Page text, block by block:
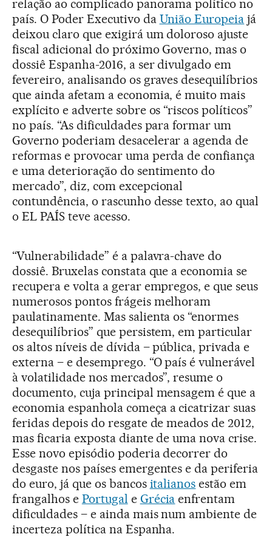
relação ao complicado panorama político no
país. O Poder Executivo da União Europeia já
deixou claro que exigirá um doloroso ajuste
fiscal adicional do próximo Governo, mas o
dossiê Espanha-2016, a ser divulgado em
fevereiro, analisando os graves desequilíbrios
que ainda afetam a economia, é muito mais
explícito e adverte sobre os “riscos políticos”
no país. “As dificuldades para formar um
Governo poderiam desacelerar a agenda de
reformas e provocar uma perda de confiança
e uma deterioração do sentimento do
mercado”, diz, com excepcional
contundência, o rascunho desse texto, ao qual
o EL PAÍS teve acesso.
“Vulnerabilidade” é a palavra-chave do
dossiê. Bruxelas constata que a economia se
recupera e volta a gerar empregos, e que seus
numerosos pontos frágeis melhoram
paulatinamente. Mas salienta os “enormes
desequilíbrios” que persistem, em particular
os altos níveis de dívida – pública, privada e
externa – e desemprego. “O país é vulnerável
à volatilidade nos mercados”, resume o
documento, cuja principal mensagem é que a
economia espanhola começa a cicatrizar suas
feridas depois do resgate de meados de 2012,
mas ficaria exposta diante de uma nova crise.
Esse novo episódio poderia decorrer do
desgaste nos países emergentes e da periferia
do euro, já que os bancos italianos estão em
frangalhos e Portugal e Grécia enfrentam
dificuldades – e ainda mais num ambiente de
incerteza política na Espanha.